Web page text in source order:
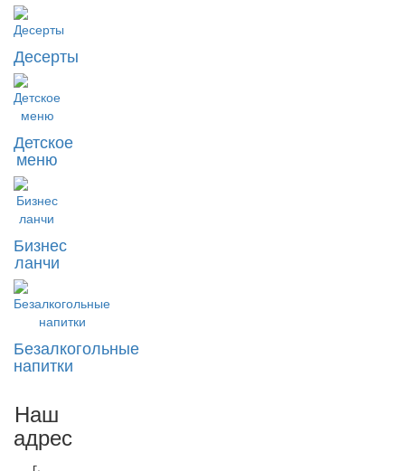
Десерты
Детское
меню
Бизнес
ланчи
Безалкогольные
напитки
Наш
адрес
г.